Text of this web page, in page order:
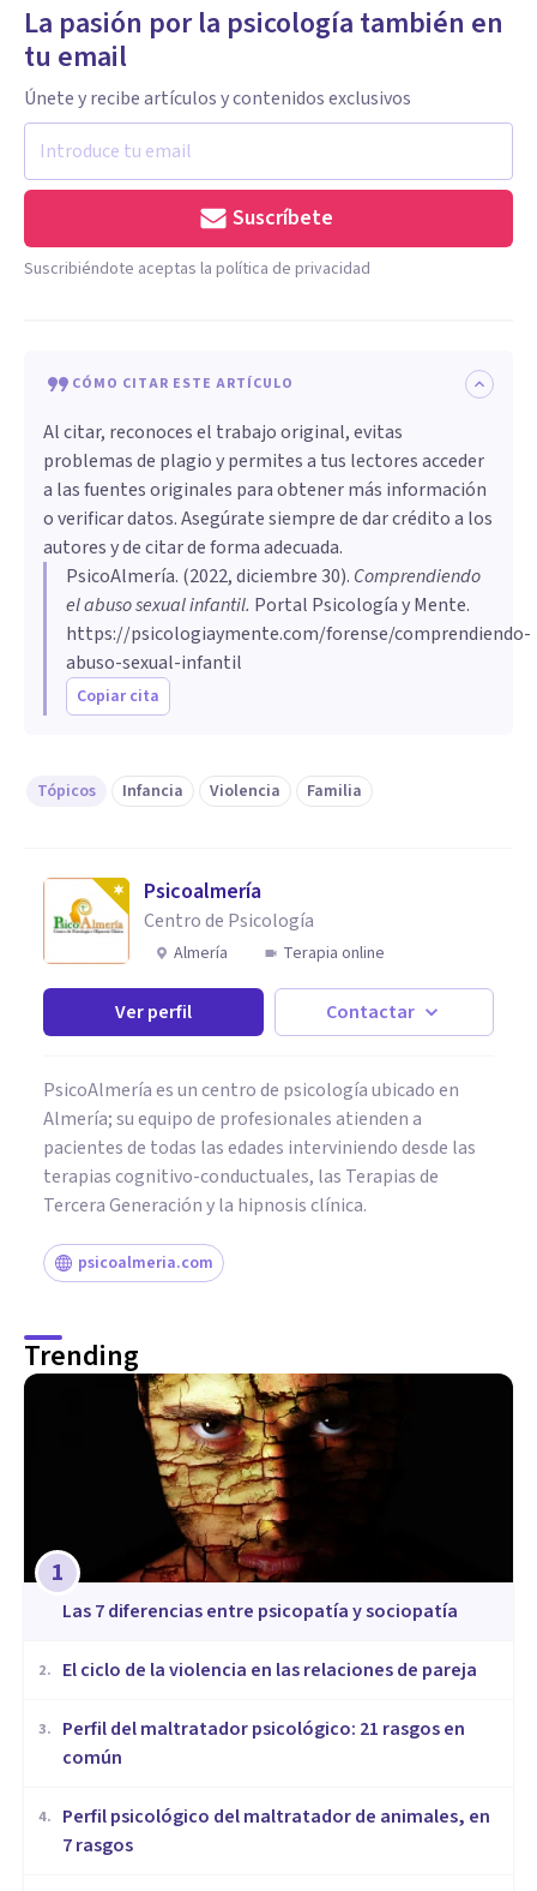
La pasión por la psicología también en
tu email
Únete y recibe artículos y contenidos exclusivos
Suscríbete
Suscribiéndote aceptas la política de privacidad
CÓMO CITAR ESTE ARTÍCULO
Al citar, reconoces el trabajo original, evitas
problemas de plagio y permites a tus lectores acceder
a las fuentes originales para obtener más información
o verificar datos. Asegúrate siempre de dar crédito a los
autores y de citar de forma adecuada.
PsicoAlmería. (2022, diciembre 30). Comprendiendo
el abuso sexual infantil. Portal Psicología y Mente.
https://psicologiaymente.com/forense/comprendiendo-
abuso-sexual-infantil
Copiar cita
Tópicos Infancia Violencia Familia
Psicoalmería
Centro de Psicología
Almería Terapia online
Ver perfil Contactar
PsicoAlmería es un centro de psicología ubicado en
Almería; su equipo de profesionales atienden a
pacientes de todas las edades interviniendo desde las
terapias cognitivo-conductuales, las Terapias de
Tercera Generación y la hipnosis clínica.
psicoalmeria.com
Trending
1
Las 7 diferencias entre psicopatía y sociopatía
2. ​El ciclo de la violencia en las relaciones de pareja
3.
​Perfil del maltratador psicológico: 21 rasgos en
común
4.
​Perfil psicológico del maltratador de animales, en
7 rasgos